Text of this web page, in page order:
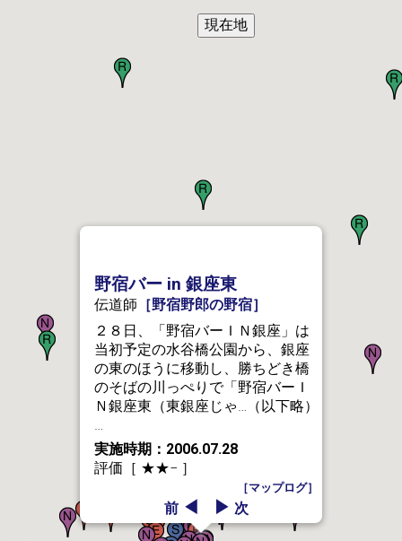
野宿バー in 銀座東
伝道師 ［野宿野郎の野宿］
２８日、「野宿バーＩＮ銀座」は
当初予定の水谷橋公園から、銀座
の東のほうに移動し、勝ちどき橋
のそばの川っぺりで「野宿バーＩ
Ｎ銀座東（東銀座じゃ…（以下略）
…
実施時期：2006.07.28
評価［ ★★− ］
［マップログ］
前 ◀ ▶ 次